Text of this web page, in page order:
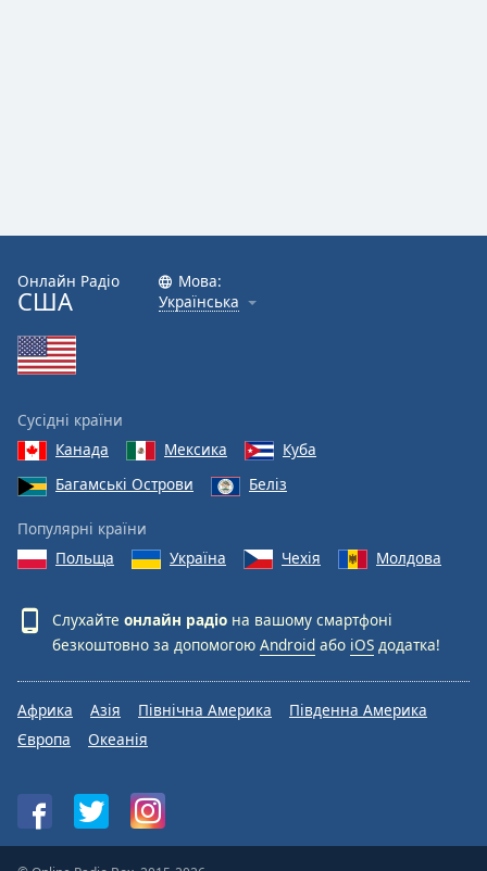
Онлайн Радіо
США
Мова:
Українська
Сусідні країни
Канада
Мексика
Куба
Багамські Острови
Беліз
Популярні країни
Польща
Україна Чехія Молдова
Слухайте онлайн радіо на вашому смартфоні
безкоштовно за допомогою Android або iOS додатка!
Африка Азія Північна Америка
Південна Америка
Європа
Океанія